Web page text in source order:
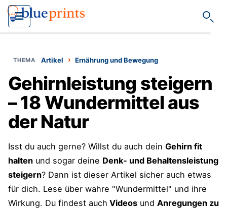
Artikel › Ernährung und Bewegung
Gehirnleistung steigern
– 18 Wundermittel aus
der Natur
Isst du auch gerne? Willst du auch dein Gehirn fit
halten und sogar deine Denk- und Behaltensleistung
steigern? Dann ist dieser Artikel sicher auch etwas
für dich. Lese über wahre "Wundermittel" und ihre
Wirkung. Du findest auch Videos und Anregungen zu